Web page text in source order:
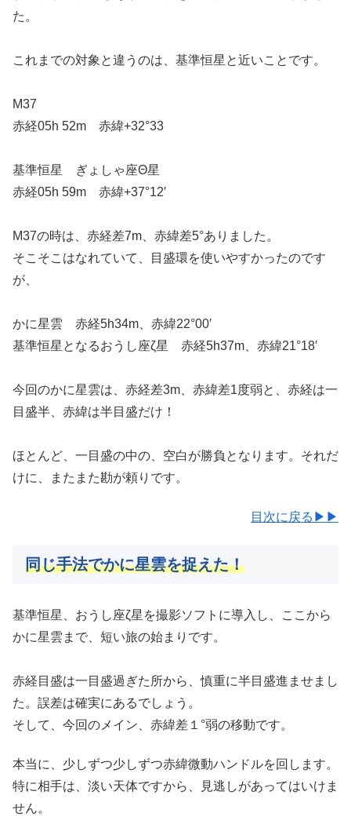
た。
これまでの対象と違うのは、基準恒星と近いことです。
M37
赤経05h 52m 赤緯+32°33
基準恒星 ぎょしゃ座Θ星
赤経05h 59m 赤緯+37°12′
M37の時は、赤経差7m、赤緯差5°ありました。
そこそこはなれていて、目盛環を使いやすかったのです
が、
かに星雲 赤経5h34m、赤緯22°00′
基準恒星となるおうし座ζ星 赤経5h37m、赤緯21°18′
今回のかに星雲は、赤経差3m、赤緯差1度弱と、赤経は一
目盛半、赤緯は半目盛だけ！
ほとんど、一目盛の中の、空白が勝負となります。それだ
けに、またまた勘が頼りです。
目次に戻る▶▶
同じ手法でかに星雲を捉えた！
基準恒星、おうし座ζ星を撮影ソフトに導入し、ここから
かに星雲まで、短い旅の始まりです。
赤経目盛は一目盛過ぎた所から、慎重に半目盛進ませまし
た。誤差は確実にあるでしょう。
そして、今回のメイン、赤緯差１°弱の移動です。
本当に、少しずつ少しずつ赤緯微動ハンドルを回します。
特に相手は、淡い天体ですから、見逃しがあってはいけま
せん。